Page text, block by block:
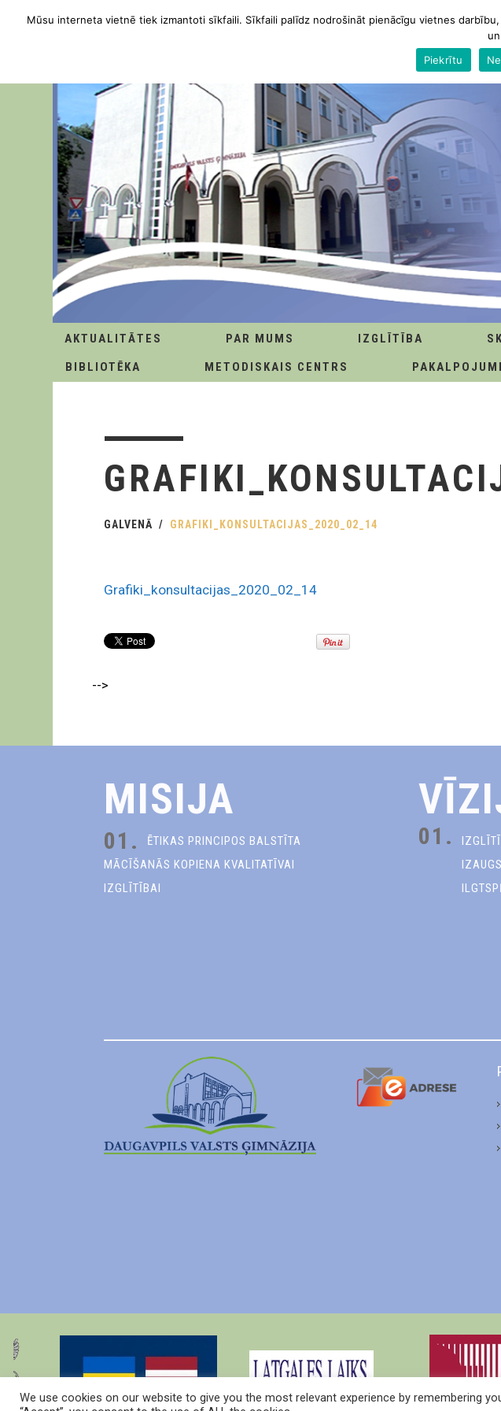
AKTUALITĀTES PAR MUMS IZGLĪTĪBA
BIBLIOTĒKA
METODISKAIS CENTRS PAKALPOJUMI
GALVENĀ GRAFIKI_KONSULTACIJAS_2020_02_14
Grafiki_konsultacijas_2020_02_14
-->
MISIJA
01.
ĒTIKAS PRINCIPOS BALSTĪTA
MĀCĪŠANĀS KOPIENA KVALITATĪVAI
IZGLĪTĪBAI
01.
We use cookies on our website to give you the most relevant experience by remembering
Mūsu interneta vietnē tiek izmantoti sīkfaili. Sīkfaili palīdz nodrošināt pienācīgu vietnes
Piekrītu